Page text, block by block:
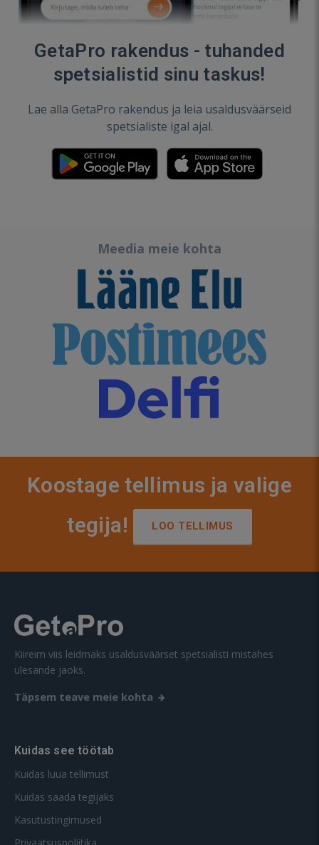
GetaPro rakendus - tuhanded
spetsialistid sinu taskus!
Lae alla GetaPro rakendus ja leia usaldusväärseid
spetsialiste igal ajal.
Meedia meie kohta
Koostage tellimus ja valige
tegija!
LOO TELLIMUS
Kiireim viis leidmaks usaldusväärset spetsialisti mistahes
ülesande jaoks.
Täpsem teave meie kohta
Kuidas see töötab
Kuidas luua tellimust
Kuidas saada tegijaks
Kasutustingimused